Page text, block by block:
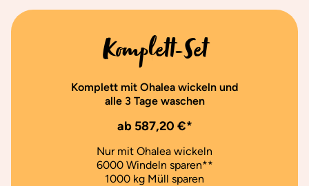
Komplett-Set
Komplett mit Ohalea wickeln und
alle 3 Tage waschen
ab 587,20 €*
Nur mit Ohalea wickeln
6000 Windeln sparen**
1000 kg Müll sparen